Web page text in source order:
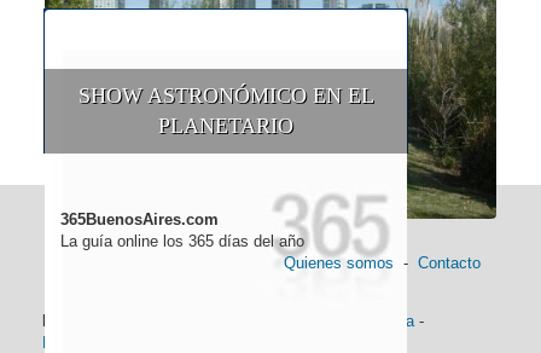
SHOW ASTRONÓMICO EN EL
PLANETARIO
365BuenosAires.com
La guía online los 365 días del año
Quienes somos - Contacto
Historia -